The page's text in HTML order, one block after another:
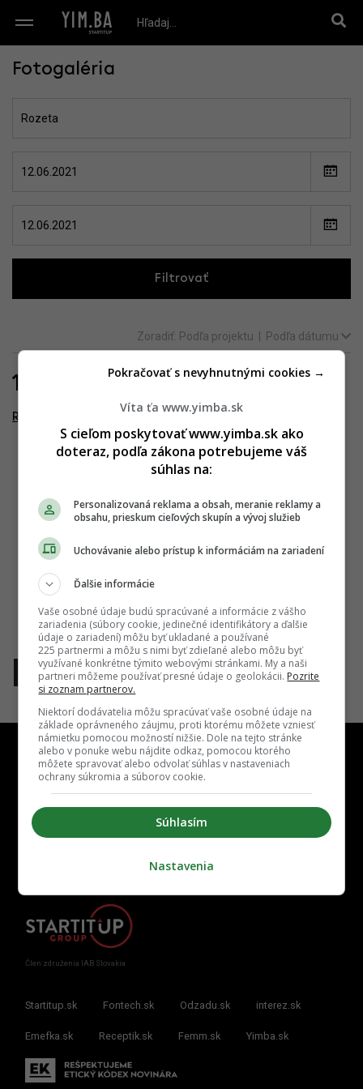
Fotogaléria
Filtrovať
Zoradiť: Podľa projektu Podľa dátumu
12.06.2021
Rozeta
Kontakt
Člen združenia IAB Slovakia
Startitup.sk Fontech.sk Odzadu.sk interez.sk
Emefka.sk Receptik.sk Femm.sk Yimba.sk
Víta ťa www.yimba.sk
S cieľom poskytovať www.yimba.sk ako
doteraz, podľa zákona potrebujeme váš
súhlas na:
Personalizovaná reklama a obsah, meranie reklamy a
obsahu, prieskum cieľových skupín a vývoj služieb
Uchovávanie alebo prístup k informáciám na zariadení
Ďalšie informácie
Vaše osobné údaje budú spracúvané a informácie z vášho
zariadenia (súbory cookie, jedinečné identifikátory a ďalšie
údaje o zariadení) môžu byť ukladané a používané
225 partnermi a môžu s nimi byť zdieľané alebo môžu byť
využívané konkrétne týmito webovými stránkami. My a naši
partneri môžeme používať presné údaje o geolokácii. Pozrite
si zoznam partnerov.
Niektorí dodávatelia môžu spracúvať vaše osobné údaje na
základe oprávneného záujmu, proti ktorému môžete vzniesť
námietku pomocou možností nižšie. Dole na tejto stránke
alebo v ponuke webu nájdite odkaz, pomocou ktorého
môžete spravovať alebo odvolať súhlas v nastaveniach
ochrany súkromia a súborov cookie.
Súhlasím
Pokračovať s nevyhnutnými cookies →
Nastavenia